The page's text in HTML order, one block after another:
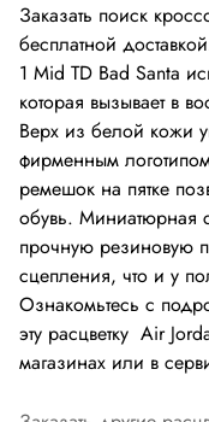
Заказать поиск
бесплатной
1 Mid TD Bad Santa
которая вызывает в
Верх из белой кожи
фирменным
ремешок на пятке
обувь. Миниатюрная
прочную резиновую
сцепления, что и у
Ознакомьтесь с
эту расцветку Air
магазинах или в